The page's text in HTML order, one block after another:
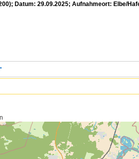
Datum: 29.09.2025; Aufnahmeort: Elbe/